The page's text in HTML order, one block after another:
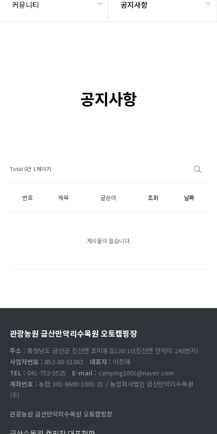
커뮤니티 공지사항
공지사항
Total 0건 1 페이지
번호 제목 글쓴이 조회 날짜
게시물이 없습니다.
관광농원 금산만악리수목원 오토캠핑장
주소 : 충청남도 금산군 진산면 초미동길138-10(진산면 만악리 248번지)
사업자번호 : 852-88-01863 대표자 : 이창래
TEL : 041-752-5525 E-mail : camping1001@naver.com
계좌번호 : 농협 301-6600-1001-21 / 농업회사법인 금산만악리수목원
(주)
관광농원 금산만악리수목원 오토캠핑장